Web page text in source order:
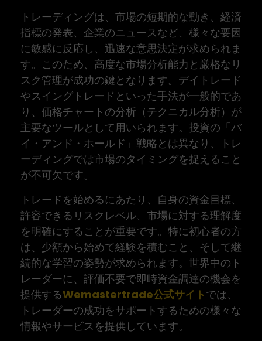
トレーディングは、市場の短期的な動き、経済
指標の発表、企業のニュースなど、様々な要因
に敏感に反応し、迅速な意思決定が求められま
す。このため、高度な市場分析能力と厳格なリ
スク管理が成功の鍵となります。デイトレード
やスイングトレードといった手法が一般的であ
り、価格チャートの分析（テクニカル分析）が
主要なツールとして用いられます。投資の「バ
イ・アンド・ホールド」戦略とは異なり、トレ
ーディングでは市場のタイミングを捉えること
が不可欠です。
トレードを始めるにあたり、自身の資金目標、
許容できるリスクレベル、市場に対する理解度
を明確にすることが重要です。特に初心者の方
は、少額から始めて経験を積むこと、そして継
続的な学習の姿勢が求められます。世界中のト
レーダーに、評価不要で即時資金調達の機会を
提供するWemastertrade公式サイト では、
トレーダーの成功をサポートするための様々な
情報やサービスを提供しています。